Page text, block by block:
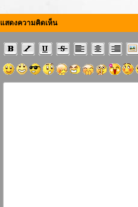
แสดงความคิดเห็น